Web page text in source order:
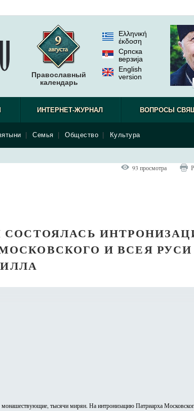
Православный
календарь
Ελληνική
έκδοση
Српска
верзиjа
English
version
ИНТЕРНЕТ-ЖУРНАЛ ВОПРОСЫ
Семья Общество Культура
93 просмотра
И ВСЕЯ РУСИ
тысячи мирян. На интронизацию Патриарха